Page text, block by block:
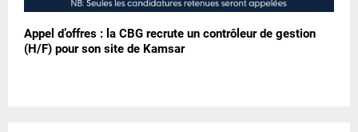
Appel d’offres : la CBG recrute un contrôleur de gestion
(H/F) pour son site de Kamsar